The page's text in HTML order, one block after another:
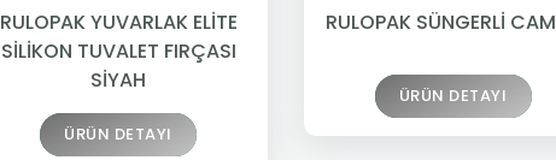
RULOPAK YUVARLAK ELİTE
SİLİKON TUVALET FIRÇASI
SİYAH
ÜRÜN DETAYI
RULOPAK SÜNGERLİ
ÜRÜN DETAYI